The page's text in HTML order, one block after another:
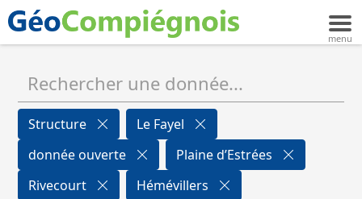
Structure
Le Fayel
donnée ouverte
Plaine d’Estrées
Rivecourt
Hémévillers